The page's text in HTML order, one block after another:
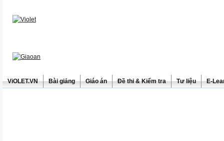
ViOLET.VN Bài giảng Giáo án Đề thi & Kiểm tra Tư liệu E-